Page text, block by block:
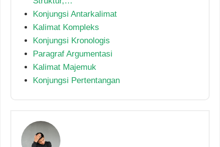
Konjungsi Antarkalimat
Kalimat Kompleks
Konjungsi Kronologis
Paragraf Argumentasi
Kalimat Majemuk
Konjungsi Pertentangan